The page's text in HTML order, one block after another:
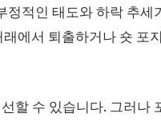
적인 태도와 하락 추세
에서 퇴출하거나 숏 포
할 수 있습니다. 그러나